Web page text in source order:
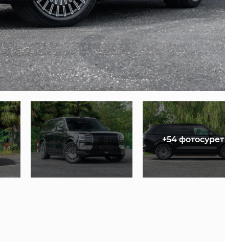
+54 фотосурет